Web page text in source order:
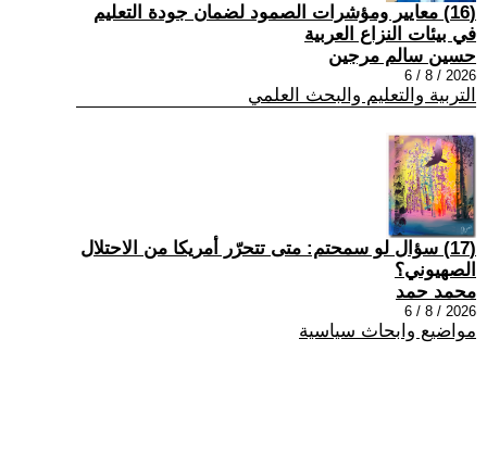
(16) معايير ومؤشرات الصمود لضمان جودة التعليم
في بيئات النزاع العربية
حسين سالم مرجين
2026 / 8 / 6
التربية والتعليم والبحث العلمي
(17) سؤال لو سمحتم: متى تتحرّر أمريكا من الاحتلال
الصهيوني؟
محمد حمد
2026 / 8 / 6
مواضيع وابحاث سياسية